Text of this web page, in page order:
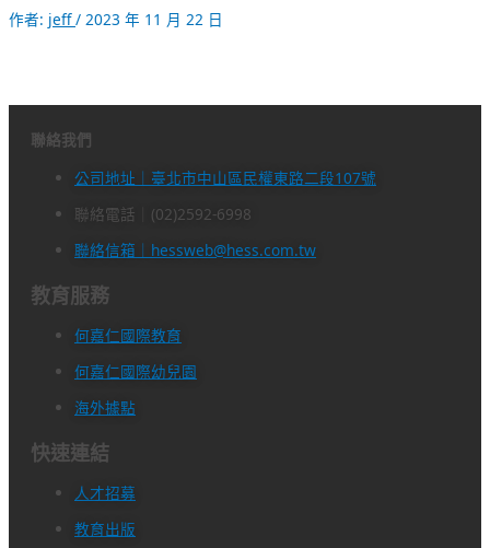
作者: jeff/ 2023 年 11 月 22 日
聯絡我們
公司地址｜臺北市中山區民權東路二段107號
聯絡電話｜(02)2592-6998
聯絡信箱｜hessweb@hess.com.tw
教育服務
何嘉仁國際教育
何嘉仁國際幼兒園
海外據點
快速連結
人才招募
教育出版